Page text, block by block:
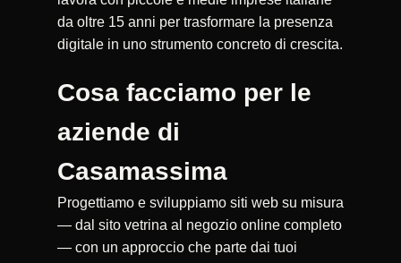
da oltre 15 anni per trasformare la presenza
digitale in uno strumento concreto di crescita.
Cosa facciamo per le
aziende di
Casamassima
Progettiamo e sviluppiamo siti web su misura
— dal sito vetrina al negozio online completo
— con un approccio che parte dai tuoi